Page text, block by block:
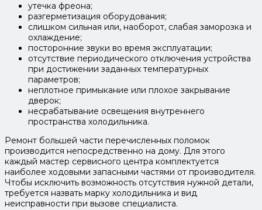
утечка фреона;
разгерметизация оборудования;
слишком сильная или, наоборот, слабая заморозка и
охлаждение;
посторонние звуки во время эксплуатации;
отсутствие периодического отключения устройства
при достижении заданных температурных
параметров;
неплотное примыкание или плохое закрывание
дверок;
несрабатывание освещения внутреннего
пространства холодильника.
Ремонт большей части перечисленных поломок
производится непосредственно на дому. Для этого
каждый мастер сервисного центра комплектуется
наиболее ходовыми запасными частями от производителя.
Чтобы исключить возможность отсутствия нужной детали,
требуется назвать марку холодильника и вид
неисправности при вызове специалиста.